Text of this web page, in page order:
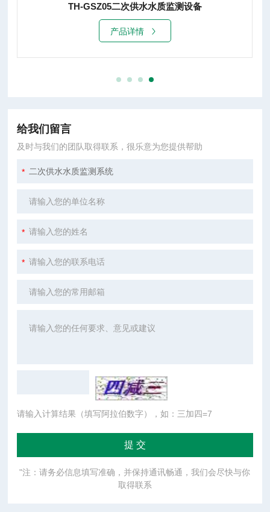
TH-GSZ05二次供水水质监测设备
给我们留言
及时与我们的团队取得联系，很乐意为您提供帮助
请输入计算结果（填写阿拉伯数字），如：三加四=7
"注：请务必信息填写准确，并保持通讯畅通，我们会尽快与你
取得联系